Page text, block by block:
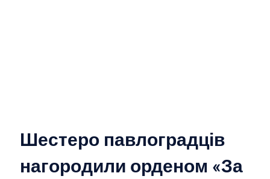
Шестеро павлоградців
нагородили орденом «За